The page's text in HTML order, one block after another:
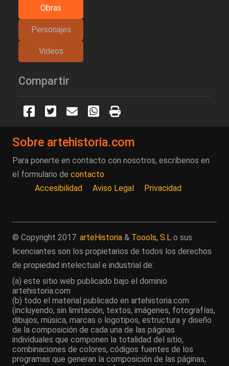
Obras
Personajes
Videos
Compartir
Sobre artehistoria.com
Para ponerte en contacto con nosotros, escríbenos en
el formulario de contacto
Accesibilidad
Aviso Legal Privacidad
© Copyright 2017. arteHistoria & Toools, S.L o sus
licenciantes son los propietarios de todos los derechos
de propiedad intelectual e industrial de:
(a) este sitio web publicado bajo el dominio
artehistoria.com
(b) todo el material publicado en artehistoria.com
(incluyendo, sin limitación, textos, imágenes, fotografías,
dibujos, música, marcas o logotipos, estructura y diseño
de la composición de cada una de las páginas
individuales que componen la totalidad del sitio,
combinaciones de colores, códigos fuentes de los
programas que generan la composición de las páginas,